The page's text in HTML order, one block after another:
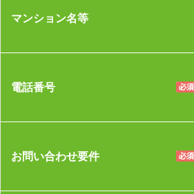
マンション名等
電話番号
お問い合わせ要件